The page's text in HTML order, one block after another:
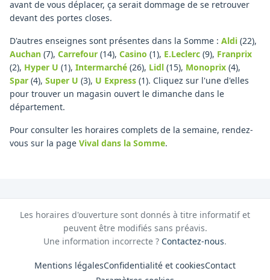
avant de vous déplacer, ça serait dommage de se retrouver
devant des portes closes.
D'autres enseignes sont présentes dans la Somme : Aldi (22),
Auchan (7), Carrefour (14), Casino (1), E.Leclerc (9), Franprix
(2), Hyper U (1), Intermarché (26), Lidl (15), Monoprix (4),
Spar (4), Super U (3), U Express (1). Cliquez sur l'une d'elles
pour trouver un magasin ouvert le dimanche dans le
département.
Pour consulter les horaires complets de la semaine, rendez-
vous sur la page Vival dans la Somme.
Les horaires d'ouverture sont donnés à titre informatif et
peuvent être modifiés sans préavis.
Une information incorrecte ? Contactez-nous.
Mentions légalesConfidentialité et cookiesContact